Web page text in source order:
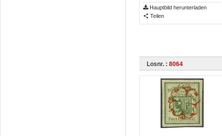
Hauptbild herunterladen
Teilen
Losnr. : 8064